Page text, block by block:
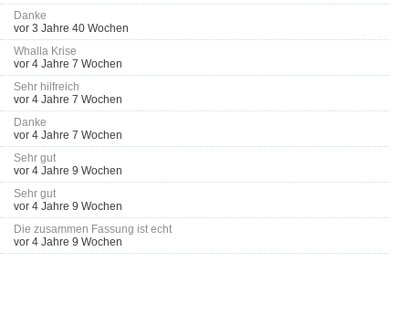
Danke
vor 3 Jahre 40 Wochen
Whalla Krise
vor 4 Jahre 7 Wochen
Sehr hilfreich
vor 4 Jahre 7 Wochen
Danke
vor 4 Jahre 7 Wochen
Sehr gut
vor 4 Jahre 9 Wochen
Sehr gut
vor 4 Jahre 9 Wochen
Die zusammen Fassung ist echt
vor 4 Jahre 9 Wochen